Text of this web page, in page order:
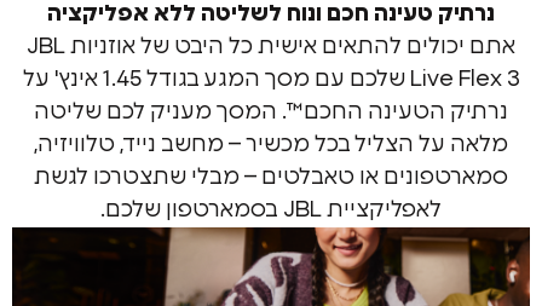
טעינה חכם ונוח לשליטה ללא אפליקציה
אתם יכולים להתאים אישית כל היבט של אוזניות JBL
Live Flex 3 שלכם עם מסך המגע בגודל 1.45 אינץ' על
הטעינה החכם™. המסך מעניק לכם שליטה
הצליל בכל מכשיר – מחשב נייד, טלוויזיה,
או טאבלטים – מבלי שתצטרכו לגשת
לאפליקציית JBL בסמארטפון שלכם.